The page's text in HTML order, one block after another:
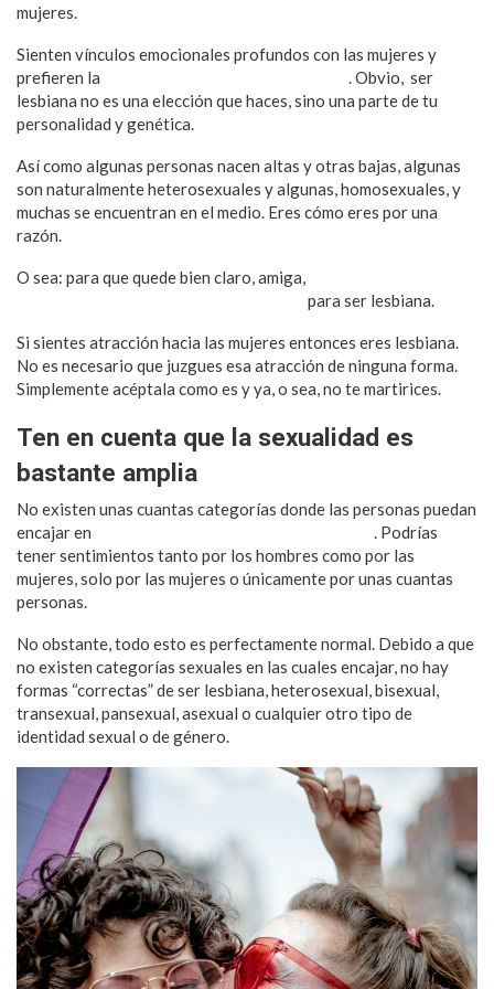
mujeres.
Sienten vínculos emocionales profundos con las mujeres y
prefieren la
. Obvio, ser
lesbiana no es una elección que haces, sino una parte de tu
personalidad y genética.
Así como algunas personas nacen altas y otras bajas, algunas
son naturalmente heterosexuales y algunas, homosexuales, y
muchas se encuentran en el medio. Eres cómo eres por una
razón.
O sea: para que quede bien claro, amiga,
para ser lesbiana.
Si sientes atracción hacia las mujeres entonces eres lesbiana.
No es necesario que juzgues esa atracción de ninguna forma.
Simplemente acéptala como es y ya, o sea, no te martirices.
Ten en cuenta que la sexualidad es
bastante amplia
No existen unas cuantas categorías donde las personas puedan
encajar en
. Podrías
tener sentimientos tanto por los hombres como por las
mujeres, solo por las mujeres o únicamente por unas cuantas
personas.
No obstante, todo esto es perfectamente normal. Debido a que
no existen categorías sexuales en las cuales encajar, no hay
formas “correctas” de ser lesbiana, heterosexual, bisexual,
transexual, pansexual, asexual o cualquier otro tipo de
identidad sexual o de género.